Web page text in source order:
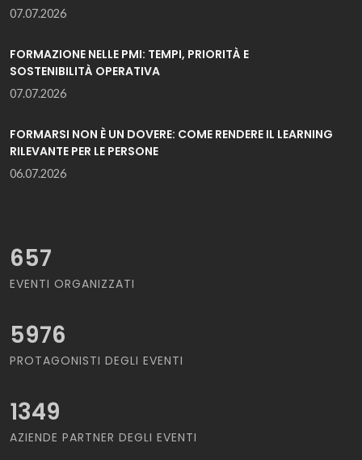
07.07.2026
FORMAZIONE NELLE PMI: TEMPI, PRIORITÀ E
SOSTENIBILITÀ OPERATIVA
07.07.2026
FORMARSI NON È UN DOVERE: COME RENDERE IL LEARNING
RILEVANTE PER LE PERSONE
06.07.2026
657
EVENTI ORGANIZZATI
5976
PROTAGONISTI DEGLI EVENTI
1349
AZIENDE PARTNER DEGLI EVENTI